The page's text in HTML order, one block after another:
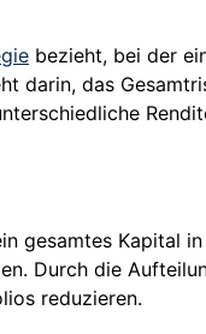
bezieht, bei der
darin, das
gesamtes Kapital
Durch die
reduzieren.